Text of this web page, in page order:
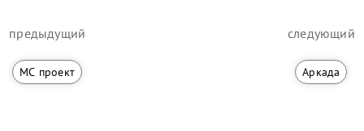
предыдущий
МС проект
следующий
Аркада